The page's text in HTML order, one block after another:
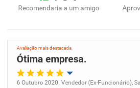
Recomendaria a um amigo
Avaliação mais destacada
Ótima empresa.
6 Outubro 2020. Vendedor (Ex-Funcionário),